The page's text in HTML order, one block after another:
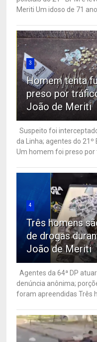
Meriti Um idoso de 71
3
Homem tenta
preso por
João de Meriti
Suspeito foi
da Linha; agentes do
Um homem foi preso por
4
Três homens
de drogas
João de Meriti
Agentes da 64ª DP
denúncia anônima;
foram apreendidas Três